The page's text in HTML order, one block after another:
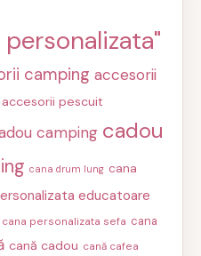
personalizata"
camping accesorii
accesorii pescuit
camping cadou
cana drum lung cana
educatoare
cana personalizata sefa cana
cană cadou cană cafea